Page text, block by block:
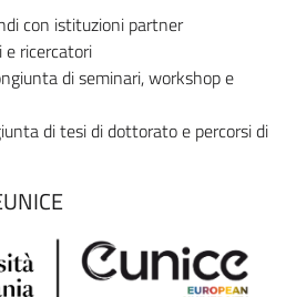
con istituzioni partner
ricercatori
di seminari, workshop e
di tesi di dottorato e percorsi di